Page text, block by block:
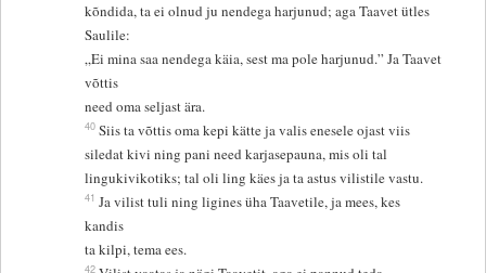
kõndida, ta ei olnud ju nendega harjunud; aga Taavet ütles
Saulile:
„Ei mina saa nendega käia, sest ma pole harjunud.” Ja Taavet
võttis
need oma seljast ära.
40 Siis ta võttis oma kepi kätte ja valis enesele ojast viis
siledat kivi ning pani need karjasepauna, mis oli tal
lingukivikotiks; tal oli ling käes ja ta astus vilistile vastu.
41 Ja vilist tuli ning ligines üha Taavetile, ja mees, kes
kandis
ta kilpi, tema ees.
42